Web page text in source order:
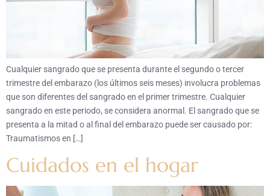
Cualquier sangrado que se presenta durante el segundo o tercer
trimestre del embarazo (los últimos seis meses) involucra problemas
que son diferentes del sangrado en el primer trimestre. Cualquier
sangrado en este periodo, se considera anormal. El sangrado que se
presenta a la mitad o al final del embarazo puede ser causado por:
Traumatismos en […]
Cuidados en el hogar